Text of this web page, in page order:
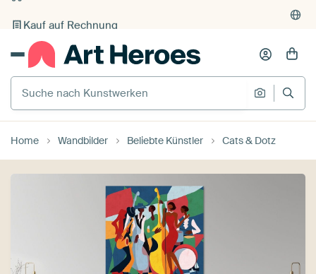
Individueller Druck auf Bestellung
Suche nach Kunstwerken
Suche
Home Wandbilder Beliebte Künstler Cats & Dotz